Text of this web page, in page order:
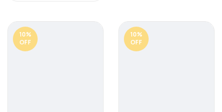
10%
OFF
10%
OFF